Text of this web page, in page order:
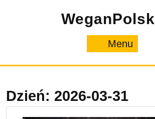
Menu
Dzień: 2026-03-31